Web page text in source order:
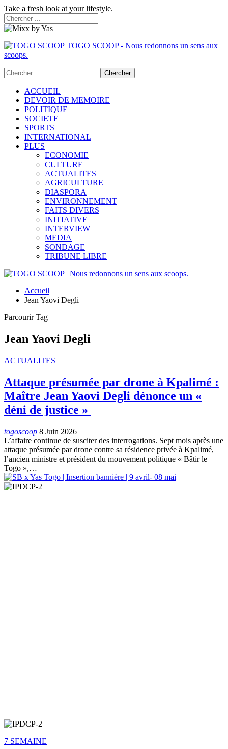
Take a fresh look at your lifestyle.
TOGO SCOOP - Nous redonnons un sens aux
scoops.
ACCUEIL
DEVOIR DE MEMOIRE
POLITIQUE
SOCIETE
SPORTS
INTERNATIONAL
PLUS
ECONOMIE
CULTURE
ACTUALITES
AGRICULTURE
DIASPORA
ENVIRONNEMENT
FAITS DIVERS
INITIATIVE
INTERVIEW
MEDIA
SONDAGE
TRIBUNE LIBRE
Accueil
Jean Yaovi Degli
Parcourir Tag
Jean Yaovi Degli
ACTUALITES
Attaque présumée par drone à Kpalimé :
Maître Jean Yaovi Degli dénonce un «
déni de justice »
togoscoop 8 Juin 2026
L’affaire continue de susciter des interrogations. Sept mois après une
attaque présumée par drone contre sa résidence privée à Kpalimé,
l’ancien ministre et président du mouvement politique « Bâtir le
Togo »,…
7 SEMAINE